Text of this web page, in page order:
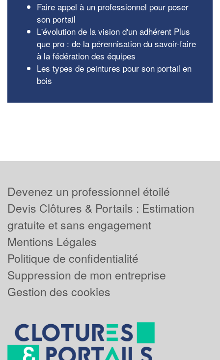
Faire appel à un professionnel pour poser
son portail
L'évolution de la vision d'un adhérent Plus
que pro : de la pérennisation du savoir-faire
à la fédération des équipes
Les types de peintures pour son portail en
bois
Devenez un professionnel étoilé
Devis Clôtures & Portails : Estimation
gratuite et sans engagement
Mentions Légales
Politique de confidentialité
Suppression de mon entreprise
Gestion des cookies